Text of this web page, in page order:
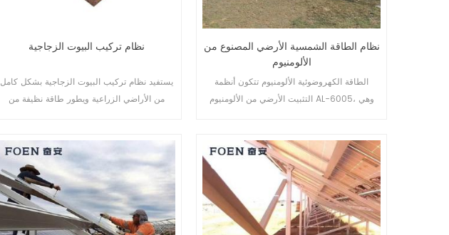
نظام تركيب البيوت الزجاجية
يستفيد نظام تركيب البيوت الزجاجية بشكل كامل
من الأراضي الزراعية ويطور طاقة نظيفة من
نظام الطاقة الشمسية الأرضي المصنوع من
الألومنيوم
الطاقة الكهروضوئية الألومنيوم تتكون أنظمة
التثبيت الأرضي من الألومنيوم AL-6005، وهي